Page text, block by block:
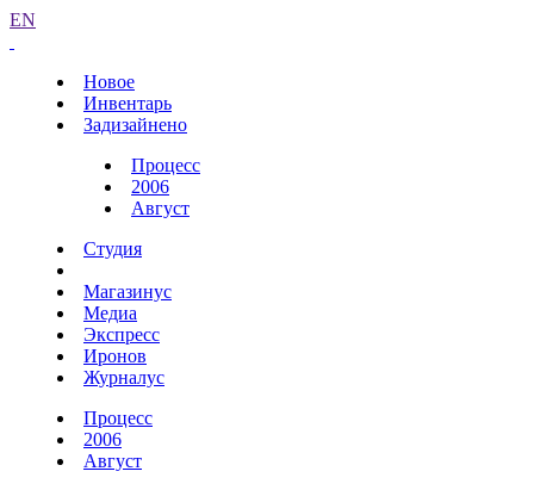
EN
Новое
Инвентарь
Задизайнено
Процесс
2006
Август
Студия
Магазинус
Медиа
Экспресс
Иронов
Журналус
Процесс
2006
Август